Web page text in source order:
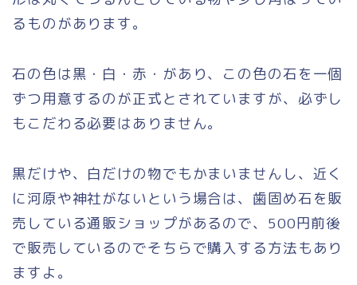
るものがあります。
石の色は黒・白・赤・があり、この色の石を一個
ずつ用意するのが正式とされていますが、必ずし
もこだわる必要はありません。
黒だけや、白だけの物でもかまいませんし、近く
に河原や神社がないという場合は、歯固め石を販
売している通販ショップがあるので、500円前後
で販売しているのでそちらで購入する方法もあり
ますよ。